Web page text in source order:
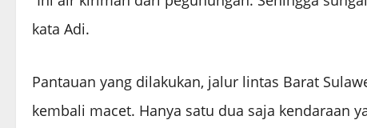
kata Adi.
Pantauan yang dilakukan, jalur lintas Barat
kembali macet. Hanya satu dua saja kendaraan